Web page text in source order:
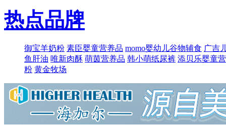
热点品牌
御宝羊奶粉 素臣婴童营养品 momo婴幼儿谷物辅食 广吉
鱼肝油 唯新肉酥 萌​茵营养品 韩小萌纸尿裤 添贝乐婴童
粉 黄金牧场